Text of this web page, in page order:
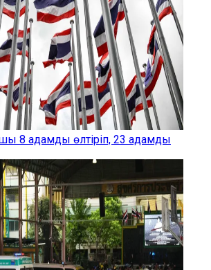
8 адамды өлтіріп, 23 адамды